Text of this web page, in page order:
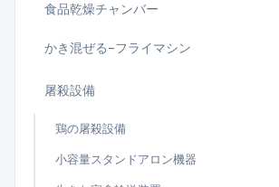
食品乾燥チャンバー
かき混ぜる-フライマシン
屠殺設備
鶏の屠殺設備
小容量スタンドアロン機器